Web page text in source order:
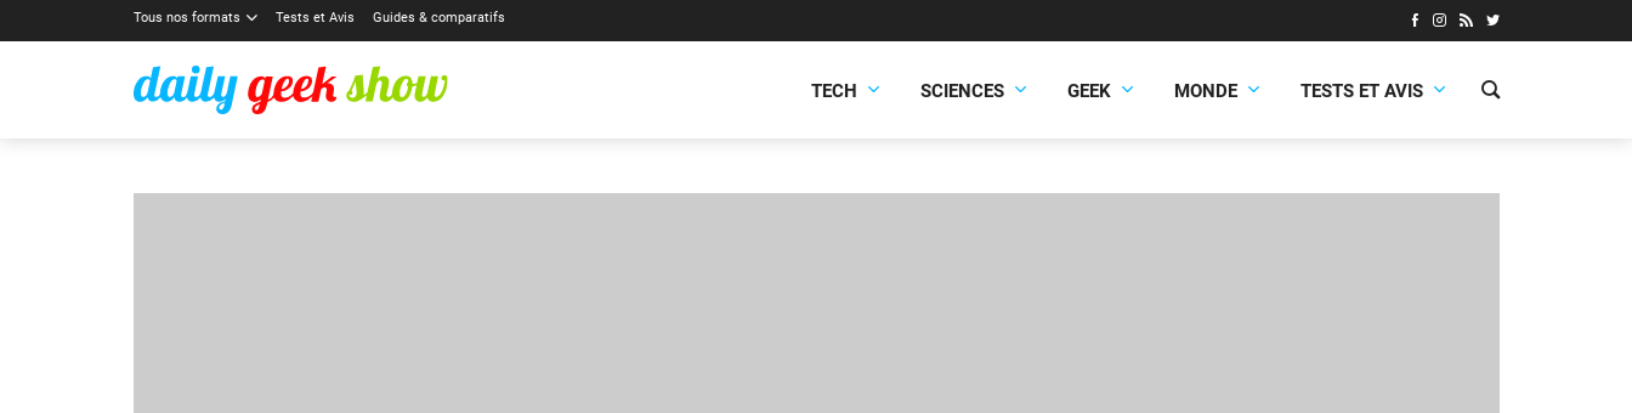
Tous nos formats Tests et Avis Guides & comparatifs
TECH SCIENCES GEEK MONDE TESTS ET AVIS